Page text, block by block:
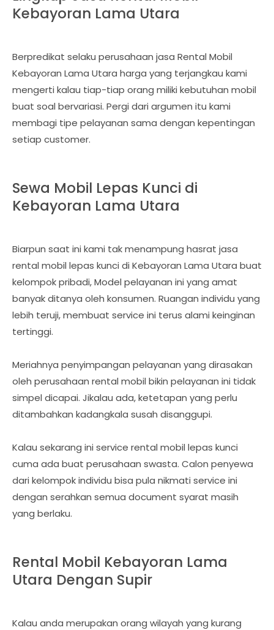
Kebayoran Lama Utara
Berpredikat selaku perusahaan jasa Rental Mobil
Kebayoran Lama Utara harga yang terjangkau kami
mengerti kalau tiap-tiap orang miliki kebutuhan mobil
buat soal bervariasi. Pergi dari argumen itu kami
membagi tipe pelayanan sama dengan kepentingan
setiap customer.
Sewa Mobil Lepas Kunci di
Kebayoran Lama Utara
Biarpun saat ini kami tak menampung hasrat jasa
rental mobil lepas kunci di Kebayoran Lama Utara buat
kelompok pribadi, Model pelayanan ini yang amat
banyak ditanya oleh konsumen. Ruangan individu yang
lebih teruji, membuat service ini terus alami keinginan
tertinggi.
Meriahnya penyimpangan pelayanan yang dirasakan
oleh perusahaan rental mobil bikin pelayanan ini tidak
simpel dicapai. Jikalau ada, ketetapan yang perlu
ditambahkan kadangkala susah disanggupi.
Kalau sekarang ini service rental mobil lepas kunci
cuma ada buat perusahaan swasta. Calon penyewa
dari kelompok individu bisa pula nikmati service ini
dengan serahkan semua document syarat masih
yang berlaku.
Rental Mobil Kebayoran Lama
Utara Dengan Supir
Kalau anda merupakan orang wilayah yang kurang